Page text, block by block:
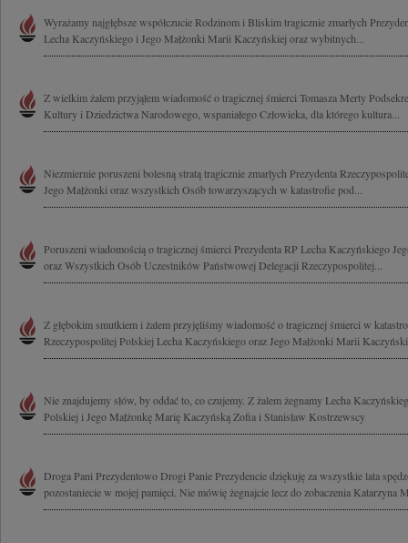
Wyrażamy najgłębsze współczucie Rodzinom i Bliskim tragicznie zmarłych
Lecha Kaczyńskiego i Jego Małżonki Marii Kaczyńskiej oraz wybitnych...
Z wielkim żalem przyjąłem wiadomość o tragicznej śmierci Tomasza Merty
Kultury i Dziedzictwa Narodowego, wspaniałego Człowieka, dla którego kultura...
Niezmiernie poruszeni bolesną stratą tragicznie zmarłych Prezydenta
Jego Małżonki oraz wszystkich Osób towarzyszących w katastrofie pod...
Poruszeni wiadomością o tragicznej śmierci Prezydenta RP Lecha Kaczyńskiego
oraz Wszystkich Osób Uczestników Państwowej Delegacji Rzeczypospolitej...
Z głębokim smutkiem i żalem przyjęliśmy wiadomość o tragicznej śmierci w
Rzeczypospolitej Polskiej Lecha Kaczyńskiego oraz Jego Małżonki Marii
Nie znajdujemy słów, by oddać to, co czujemy. Z żalem żegnamy Lecha
Polskiej i Jego Małżonkę Marię Kaczyńską Zofia i Stanisław Kostrzewscy
Droga Pani Prezydentowo Drogi Panie Prezydencie dziękuję za wszystkie lata
pozostaniecie w mojej pamięci. Nie mówię żegnajcie lecz do zobaczenia Katarzyna